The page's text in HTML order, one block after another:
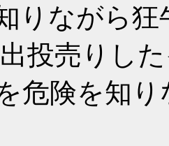
りながら
投売りし
危険を知